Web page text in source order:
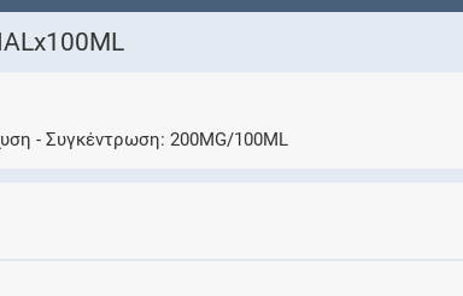
την αγωγή σας για αντενδείξεις και
Συγκέντρωση 200MG/100ML